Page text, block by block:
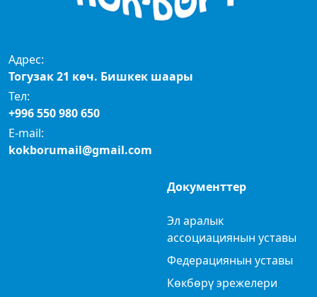
Адрес:
Тогузак 21 көч. Бишкек шаары
Тел:
+996 550 980 650
E-mail:
kokborumail@gmail.com
Документтер
Эл аралык
ассоциациянын уставы
Федерациянын уставы
Көкбөрү эрежелери